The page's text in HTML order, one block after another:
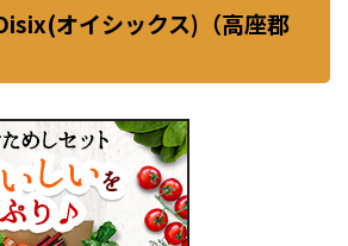
オイシックス)（高座郡